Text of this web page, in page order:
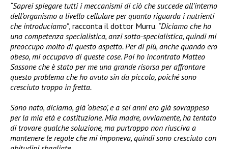
“Saprei spiegare tutti i meccanismi di ciò che succede all’interno
dell’organismo a livello cellulare per quanto riguarda i nutrienti
che introduciamo”, racconta il dottor Murru. “Diciamo che ho
una competenza specialistica, anzi sotto-specialistica, quindi mi
preoccupo molto di questo aspetto. Per di più, anche quando ero
obeso, mi occupavo di queste cose. Poi ho incontrato Matteo
Sassone che è stato per me una grande risorsa per affrontare
questo problema che ho avuto sin da piccolo, poiché sono
cresciuto troppo in fretta.
Sono nato, diciamo, già ‘obeso’, e a sei anni ero già sovrappeso
per la mia età e costituzione. Mia madre, ovviamente, ha tentato
di trovare qualche soluzione, ma purtroppo non riusciva a
mantenere le regole che mi imponeva, quindi sono cresciuto con